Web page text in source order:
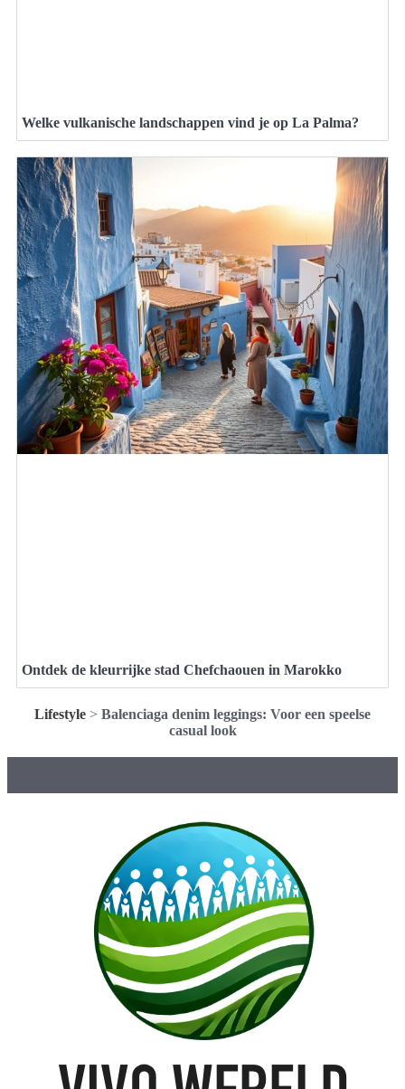
Welke vulkanische landschappen vind je op La Palma?
Ontdek de kleurrijke stad Chefchaouen in Marokko
Lifestyle > Balenciaga denim leggings: Voor een speelse
casual look